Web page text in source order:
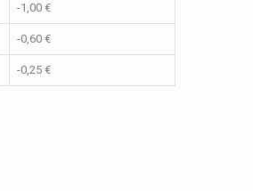
-1,00 €
-0,60 €
-0,25 €